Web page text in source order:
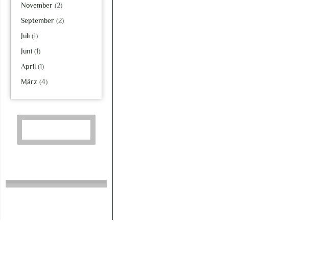
November (2)
September (2)
Juli (1)
Juni (1)
April (1)
März (4)